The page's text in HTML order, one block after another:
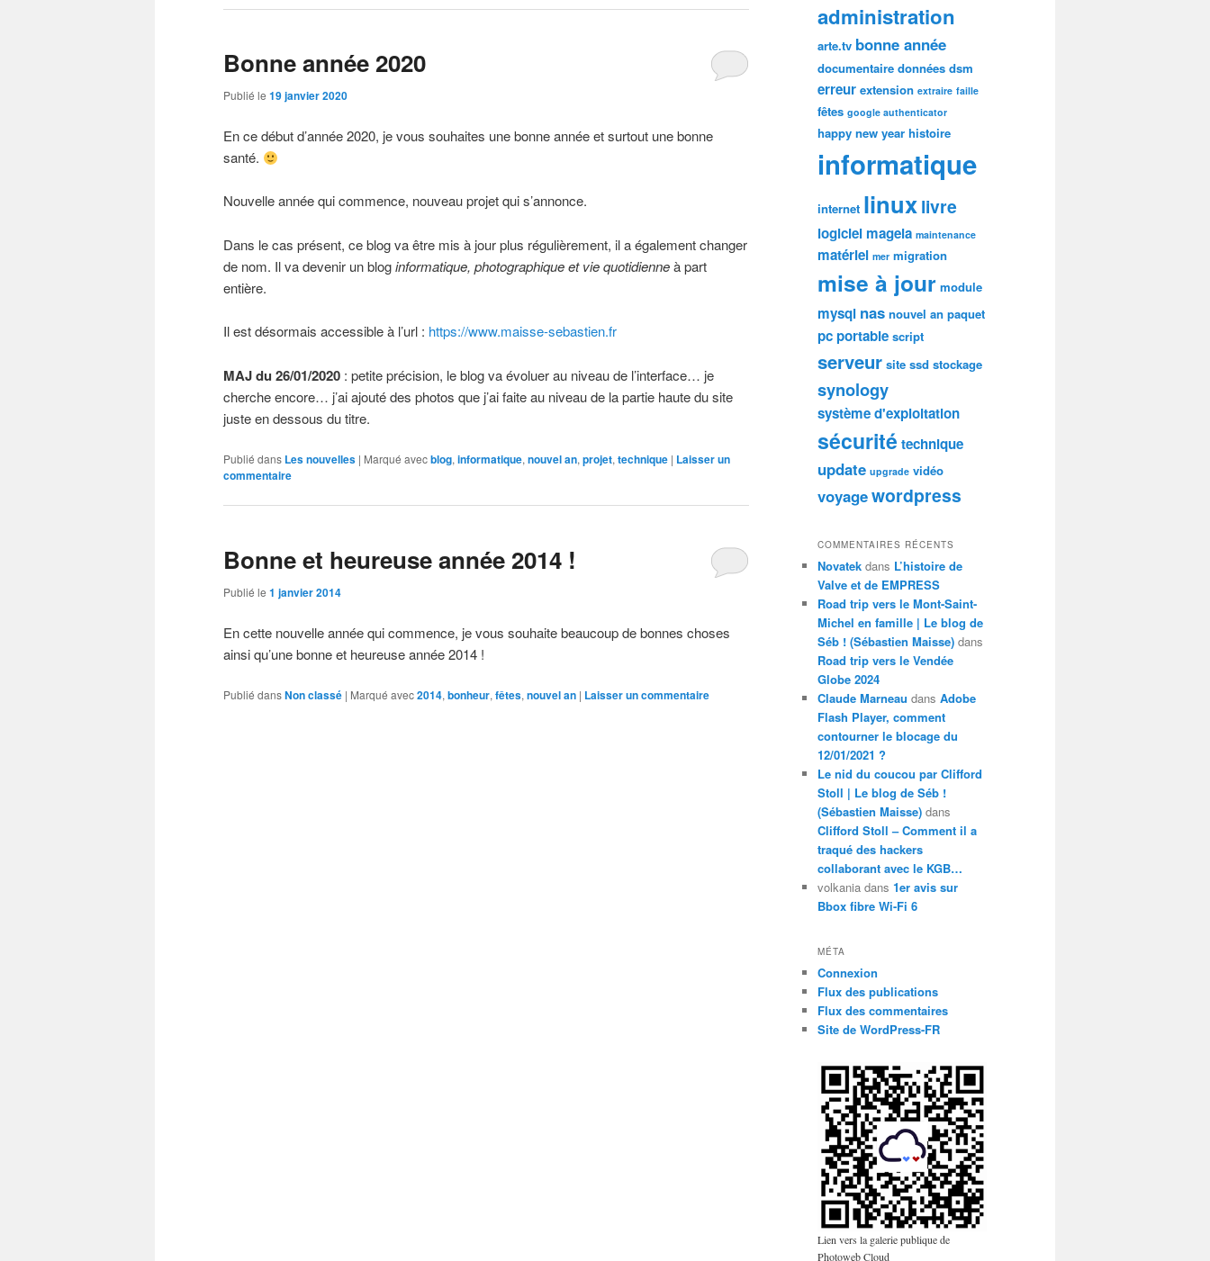
Bonne année 2020
Publié le 19 janvier 2020
En ce début d’année 2020, je vous souhaites une bonne année et surtout une bonne
santé.
Nouvelle année qui commence, nouveau projet qui s’annonce.
Dans le cas présent, ce blog va être mis à jour plus régulièrement, il a également changer
de nom. Il va devenir un bloginformatique, photographique et vie quotidienneà part
entière.
Il est désormais accessible à l’url : https://www.maisse-sebastien.fr
MAJ du 26/01/2020 : petite précision, le blog va évoluer au niveau de l’interface… je
cherche encore… j’ai ajouté des photos que j’ai faite au niveau de la partie haute du site
juste en dessous du titre.
Publié dans Les nouvelles | Marqué avecblog, informatique, nouvel an, projet, technique | Laisser un
commentaire
Bonne et heureuse année 2014 !
Publié le 1 janvier 2014
En cette nouvelle année qui commence, je vous souhaite beaucoup de bonnes choses
ainsi qu’une bonne et heureuse année 2014 !
Publié dansNon classé | Marqué avec2014, bonheur, fêtes, nouvel an | Laisser un commentaire
administration
arte.tv bonne année
documentaire données dsm
erreur extension extraire faille
fêtes google authenticator
happy new year histoire
informatique
internet linuxlivre
logiciel mageia maintenance
matériel mer migration
mise à jour module
mysql nas nouvel an paquet
pc portable script
serveur site ssd stockage
synology
système d'exploitation
sécurité technique
update upgrade vidéo
voyagewordpress
COMMENTAIRES RÉCENTS
Novatek dans L’histoire de
Valve et de EMPRESS
Road trip vers le Mont-Saint-
Michel en famille | Le blog de
Séb ! (Sébastien Maisse) dans
Road trip vers le Vendée
Globe 2024
Claude Marneau dans Adobe
Flash Player, comment
contourner le blocage du
12/01/2021 ?
Le nid du coucou par Clifford
Stoll | Le blog de Séb !
(Sébastien Maisse) dans
Clifford Stoll – Comment il a
traqué des hackers
collaborant avec le KGB…
volkania dans 1er avis sur
Bbox fibre Wi-Fi 6
MÉTA
Connexion
Flux des publications
Flux des commentaires
Site de WordPress-FR
Lien vers la galerie publique de
Photoweb Cloud